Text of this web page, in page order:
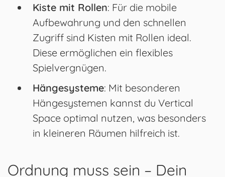
Kiste mit Rollen: Für die mobile
Aufbewahrung und den schnellen
Zugriff sind Kisten mit Rollen ideal.
Diese ermöglichen ein flexibles
Spielvergnügen.
Hängesysteme: Mit besonderen
Hängesystemen kannst du Vertical
Space optimal nutzen, was besonders
in kleineren Räumen hilfreich ist.
Ordnung muss sein – Dein